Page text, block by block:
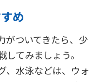
め
がついてきたら、少
てみましょう。
、水泳などは、ウォ